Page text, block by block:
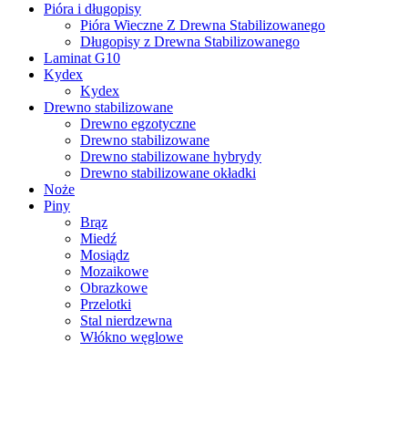
Pióra i długopisy
Pióra Wieczne Z Drewna Stabilizowanego
Długopisy z Drewna Stabilizowanego
Laminat G10
Kydex
Kydex
Drewno stabilizowane
Drewno egzotyczne
Drewno stabilizowane
Drewno stabilizowane hybrydy
Drewno stabilizowane okładki
Noże
Piny
Brąz
Miedź
Mosiądz
Mozaikowe
Obrazkowe
Przelotki
Stal nierdzewna
Włókno węglowe